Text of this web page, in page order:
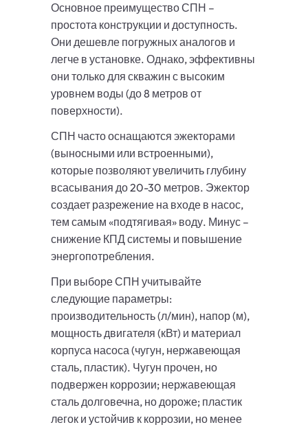
Основное преимущество СПН –
простота конструкции и доступность.
Они дешевле погружных аналогов и
легче в установке. Однако, эффективны
они только для скважин с высоким
уровнем воды (до 8 метров от
поверхности).
СПН часто оснащаются эжекторами
(выносными или встроенными),
которые позволяют увеличить глубину
всасывания до 20-30 метров. Эжектор
создает разрежение на входе в насос,
тем самым «подтягивая» воду. Минус –
снижение КПД системы и повышение
энергопотребления.
При выборе СПН учитывайте
следующие параметры:
производительность (л/мин), напор (м),
мощность двигателя (кВт) и материал
корпуса насоса (чугун, нержавеющая
сталь, пластик). Чугун прочен, но
подвержен коррозии; нержавеющая
сталь долговечна, но дороже; пластик
легок и устойчив к коррозии, но менее